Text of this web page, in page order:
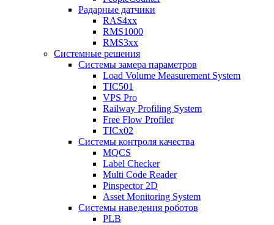
Радарные датчики
RAS4xx
RMS1000
RMS3xx
Системные решения
Системы замера параметров
Load Volume Measurement System
TIC501
VPS Pro
Railway Profiling System
Free Flow Profiler
TICx02
Системы контроля качества
MQCS
Label Checker
Multi Code Reader
Pinspector 2D
Asset Monitoring System
Системы наведения роботов
PLB